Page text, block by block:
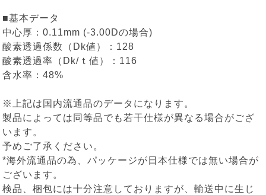
■基本データ
中心厚：0.11mm (-3.00Dの場合)
酸素透過係数（Dk値）：128
酸素透過率（Dk/ｔ値）：116
含水率：48%
※上記は国内流通品のデータになります。
製品によっては同等品でも若干仕様が異なる場合がござ
います。
予めご了承ください。
*海外流通品の為、パッケージが日本仕様では無い場合が
ございます。
検品、梱包には十分注意しておりますが、輸送中に生じ